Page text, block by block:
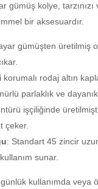
gümüş kolye,
bir aksesuardır.
gümüşten üretilmiş
korumalı rodaj altın
parlaklık ve
işçiliğinde
çeker.
: Standart 45 zincir
sunar.
kullanımda veya